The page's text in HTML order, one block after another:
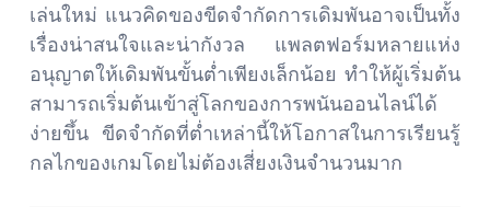
เล่นใหม่ แนวคิดของขีดจำกัดการเดิมพันอาจเป็นทั้ง
เรื่องน่าสนใจและน่ากังวล แพลตฟอร์มหลายแห่ง
อนุญาตให้เดิมพันขั้นต่ำเพียงเล็กน้อย ทำให้ผู้เริ่มต้น
สามารถเริ่มต้นเข้าสู่โลกของการพนันออนไลน์ได้
ง่ายขึ้น ขีดจำกัดที่ต่ำเหล่านี้ให้โอกาสในการเรียนรู้
กลไกของเกมโดยไม่ต้องเสี่ยงเงินจำนวนมาก